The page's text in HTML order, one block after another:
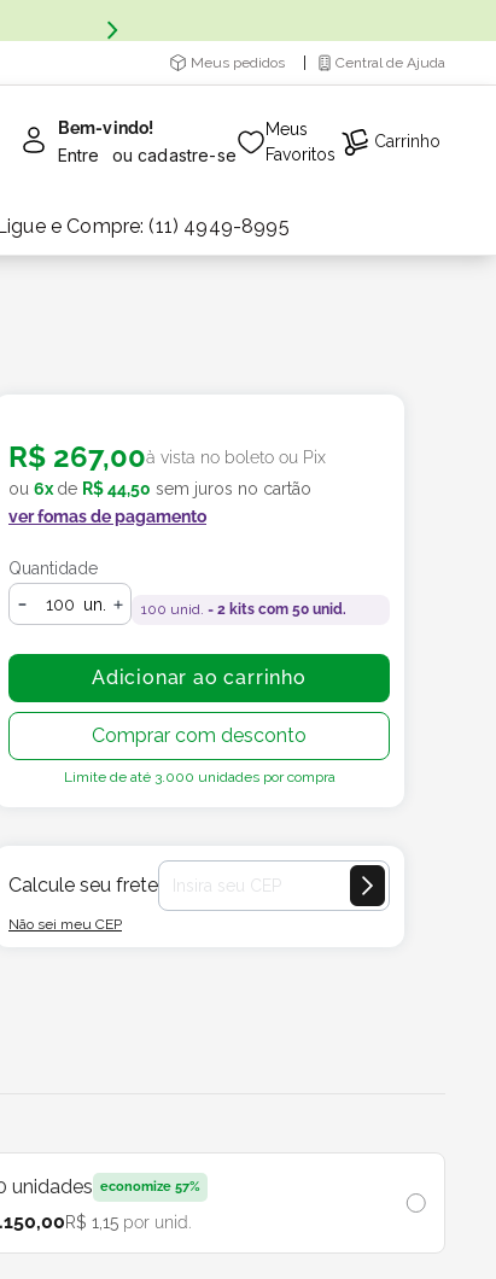
Meus pedidos Central de Ajuda
Bem-vindo!
Entre ou cadastre-se
Meus
Favoritos
Carrinho
e Compre: (11) 4949-8995
R$ 267,00à vista no boleto ou Pix
ou 6x de R$44,50 sem juros no cartão
ver fomas de pagamento
Quantidade
un.
100 unid. = 2 kits com 50 unid.
Adicionar ao carrinho
Comprar com desconto
Limite de até 3.000 unidades por compra
Calcule seu frete
Não sei meu CEP
unidades economize 57%
R$ 1,15 por unid.